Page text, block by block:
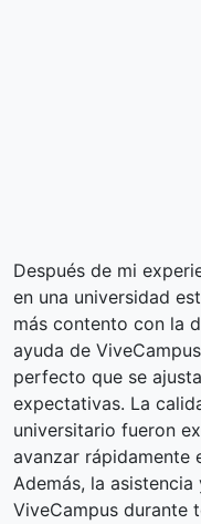
Después de mi
en una universidad
más contento con la
ayuda de
perfecto que se
expectativas. La
universitario fueron
avanzar rápidamente
Además, la
ViveCampus durante